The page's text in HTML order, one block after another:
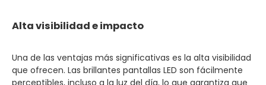
Alta visibilidad e impacto
Una de las ventajas más significativas es la alta visibilidad
que ofrecen. Las brillantes pantallas LED son fácilmente
perceptibles, incluso a la luz del día, lo que garantiza que